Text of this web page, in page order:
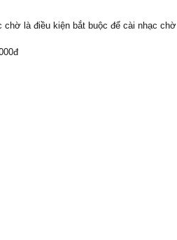
chờ là điều kiện bắt buộc để cài nhạc chờ